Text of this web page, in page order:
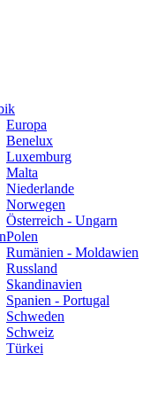
Europa
Benelux
Luxemburg
Malta
Niederlande
Norwegen
Österreich - Ungarn
Polen
Rumänien - Moldawien
Russland
Skandinavien
Spanien - Portugal
Schweden
Schweiz
Türkei